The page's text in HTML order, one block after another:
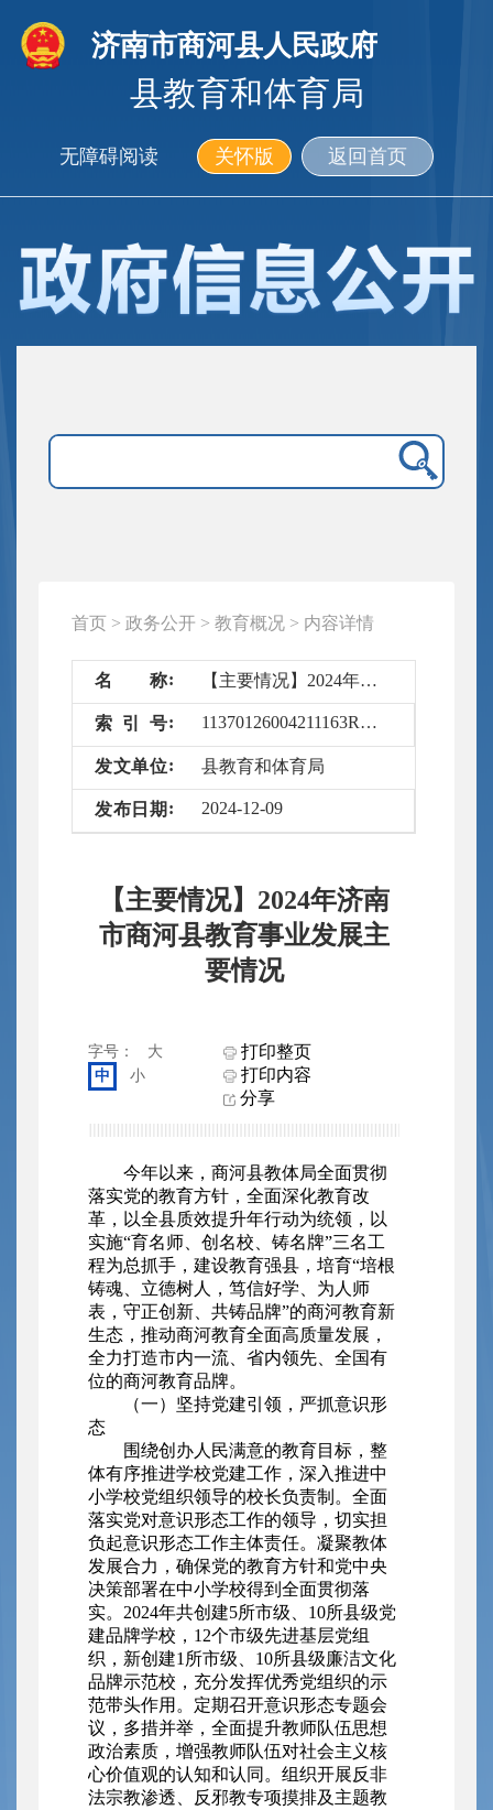
济南市商河县人民政府
县教育和体育局
无障碍阅读 关怀版 返回首页
首页 > 政务公开 > 教育概况 > 内容详情
名 称 【主要情况】2024年济南市商河县教育事业发展主要情况
索 引 号 11370126004211163R/2024-6621369
发文单位 县教育和体育局
发布 日 期 2024-12-09
【主要情况】2024年济南
市商河县教育事业发展主
要情况
字号：
大
中
小
打印整页
打印内容
分享
今年以来，商河县教体局全面贯彻
落实党的教育方针，全面深化教育改
革，以全县质效提升年行动为统领，以
实施“育名师、创名校、铸名牌”三名工
程为总抓手，建设教育强县，培育“培根
铸魂、立德树人，笃信好学、为人师
表，守正创新、共铸品牌”的商河教育新
生态，推动商河教育全面高质量发展，
全力打造市内一流、省内领先、全国有
位的商河教育品牌。
（一）坚持党建引领，严抓意识形
态
围绕创办人民满意的教育目标，整
体有序推进学校党建工作，深入推进中
小学校党组织领导的校长负责制。全面
落实党对意识形态工作的领导，切实担
负起意识形态工作主体责任。凝聚教体
发展合力，确保党的教育方针和党中央
决策部署在中小学校得到全面贯彻落
实。2024年共创建5所市级、10所县级党
建品牌学校，12个市级先进基层党组
织，新创建1所市级、10所县级廉洁文化
品牌示范校，充分发挥优秀党组织的示
范带头作用。定期召开意识形态专题会
议，多措并举，全面提升教师队伍思想
政治素质，增强教师队伍对社会主义核
心价值观的认知和认同。组织开展反非
法宗教渗透、反邪教专项摸排及主题教